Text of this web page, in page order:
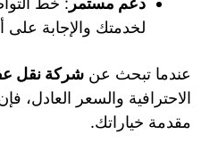
لخدمتك والإجابة
عندما تبحث عن شركة نقل
الاحترافية والسعر العادل،
مقدمة خياراتك.